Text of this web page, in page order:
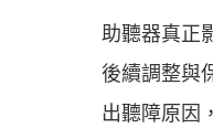
助聽器真正
後續調整與
出聽障原因